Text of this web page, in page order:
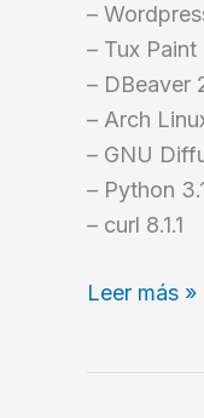
–
– Tux
– DBeaver
– Arch
– GNU
– Python
– curl 8.1.1
Noticias
Leer más »